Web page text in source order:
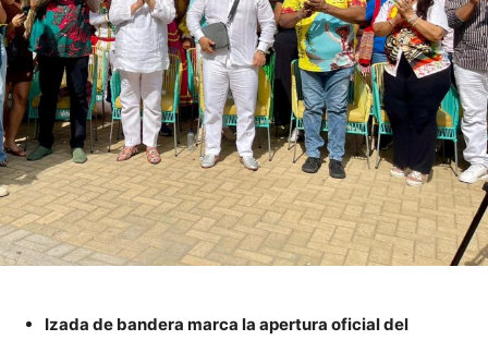
Izada de bandera marca la apertura oficial del